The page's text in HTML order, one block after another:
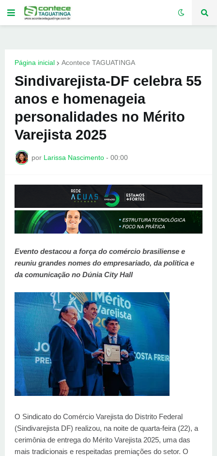
Página inicial Acontece TAGUATINGA
Sindivarejista-DF celebra 55
anos e homenageia
personalidades no Mérito
Varejista 2025
por Larissa Nascimento - 00:00
Evento destacou a força do comércio brasiliense e
reuniu grandes nomes do empresariado, da política e
da comunicação no Dúnia City Hall
O Sindicato do Comércio Varejista do Distrito Federal
(Sindivarejista DF) realizou, na noite de quarta-feira (22), a
cerimônia de entrega do Mérito Varejista 2025, uma das
mais tradicionais e respeitadas premiações do setor. O